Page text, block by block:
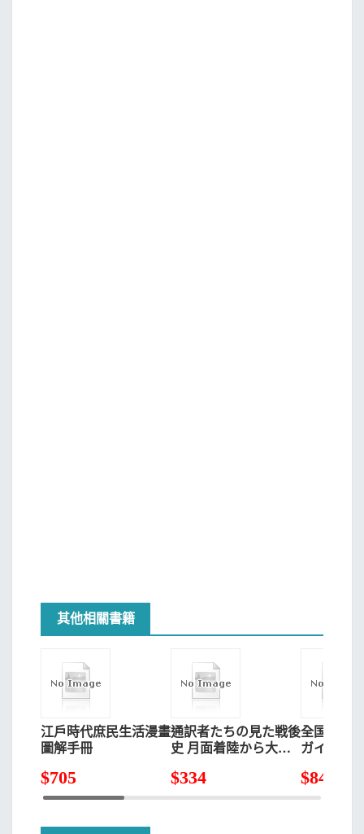
其他相關書籍
江戶時代庶民生活漫畫
圖解手冊
$705
通訳者たちの見た戦後
史 月面着陸から大学
$334
全国 「合
ガイド 見
$846